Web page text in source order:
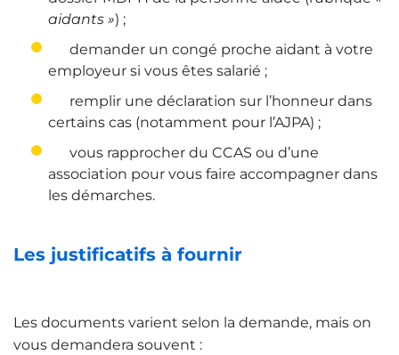
aidants ») ;
demander un congé proche aidant à votre
employeur si vous êtes salarié ;
remplir une déclaration sur l’honneur dans
certains cas (notamment pour l’AJPA) ;
vous rapprocher du CCAS ou d’une
association pour vous faire accompagner dans
les démarches.
Les justificatifs à fournir
Les documents varient selon la demande, mais on
vous demandera souvent :